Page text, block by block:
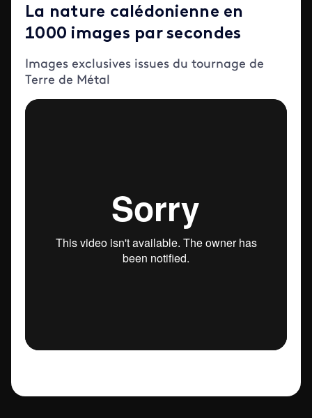
La nature calédonienne en
1000 images par secondes
Images exclusives issues du tournage de
Terre de Métal
Iframe